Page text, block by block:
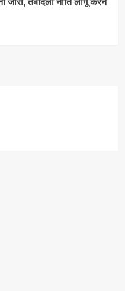
जारी, तबादला नीति लागू करने